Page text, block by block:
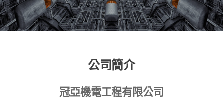
公司簡介
冠亞機電工程有限公司